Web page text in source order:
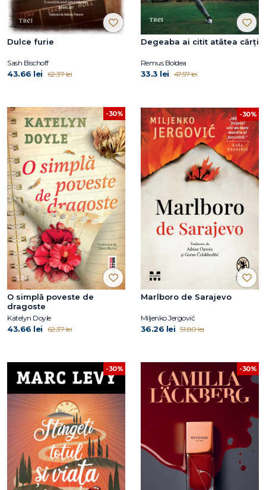
Dulce furie
Sash Bischoff
43.66 lei 62.37 lei
Degeaba ai citit atâtea cărți
Remus Boldea
33.3 lei 47.57 lei
-30%
O simplă poveste de
dragoste
Katelyn Doyle
43.66 lei 62.37 lei
-30%
Marlboro de Sarajevo
Miljenko Jergović
36.26 lei 51.80 lei
-30% -30%